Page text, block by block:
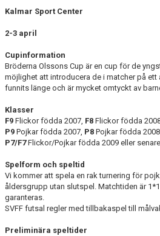
BOKA KLUBBLOKALEN
ICA & YOUR SOURCE
Kalmar Sport Center
2-3 april
Cupinformation
Bröderna Olssons Cup är en cup för de
möjlighet att introducera de i matcher på ett
funnits länge och är mycket omtyckt av
Klasser
F9 Flickor födda 2007, F8 Flickor födda
P9 Pojkar födda 2007, P8 Pojkar födda
P7/F7Flickor/Pojkar födda 2009 eller
Spelform och speltid
Vi kommer att spela en rak turnering för
åldersgrupp utan slutspel. Matchtiden är
garanteras.
SVFF futsal regler med tillbakaspel till
Preliminära speltider